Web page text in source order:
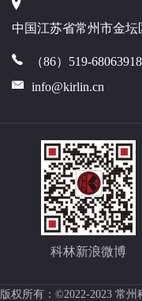
中国江苏省常州市金
（86）519-
info@kirlin.cn
科林新浪微博
版权所有：©2022-2023 常